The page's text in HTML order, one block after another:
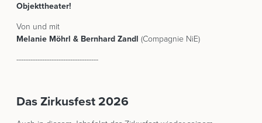
Objekttheater!
Von und mit
Melanie Möhrl & Bernhard Zandl (Compagnie NiE)
-----------------------------------
Das Zirkusfest 2026